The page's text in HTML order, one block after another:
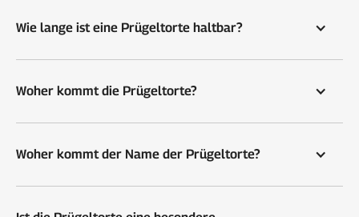
Wie lange ist eine Prügeltorte haltbar?
Woher kommt die Prügeltorte?
Woher kommt der Name der Prügeltorte?